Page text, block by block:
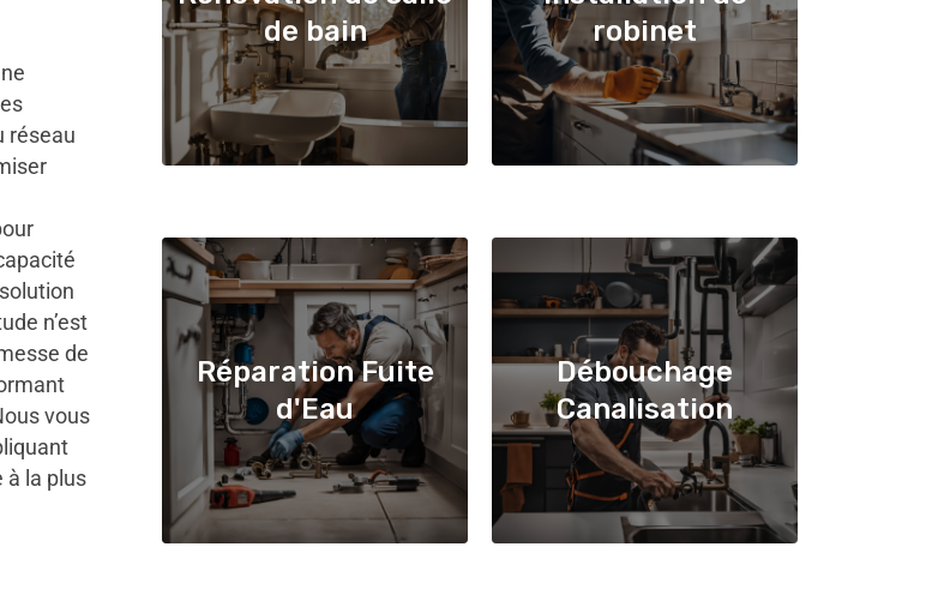
réseau
n’est
de
vous
à la plus
de bain
robinet
Réparation Fuite
d'Eau
Débouchage
Canalisation